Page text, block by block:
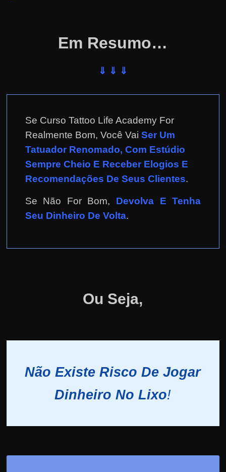
Em Resumo…
⇓ ⇓ ⇓
Se Curso Tattoo Life Academy For
Realmente Bom, Você Vai Ser Um
Tatuador Renomado, Com Estúdio
Sempre Cheio E Receber Elogios E
Recomendações De Seus Clientes.
Se Não For Bom, Devolva E Tenha
Seu Dinheiro De Volta.
Ou Seja,
Não Existe Risco De Jogar
Dinheiro No Lixo!